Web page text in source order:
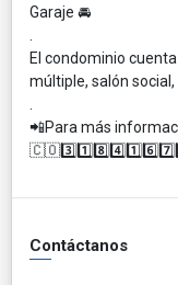
Garaje 🚘
El condominio
múltiple, salón
📲Para más
Contáctanos